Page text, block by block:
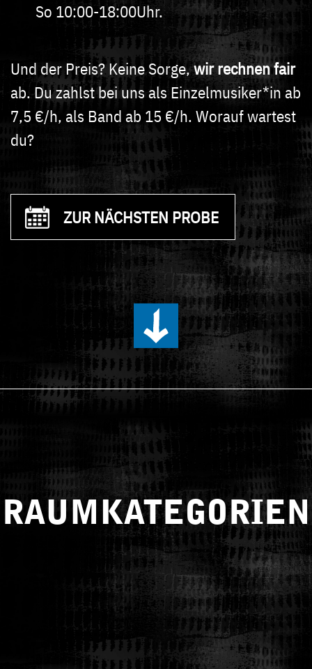
So 10:00-18:00Uhr.
Und der Preis? Keine Sorge,wir rechnen fair
ab. Du zahlst bei uns als Einzelmusiker*in ab
7,5 €/h, als Band ab 15 €/h. Worauf wartest
du?
ZUR NÄCHSTEN PROBE
RAUMKATEGORIEN